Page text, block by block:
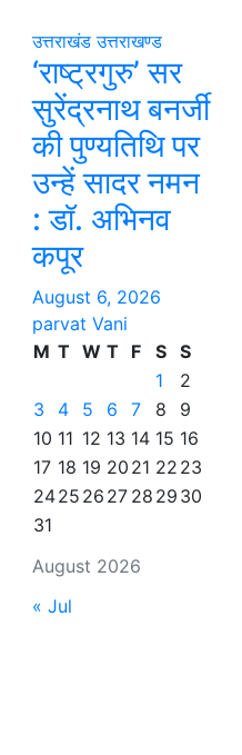
उत्तराखंड उत्तराखण्ड
‘राष्ट्रगुरु’ सर
सुरेंद्रनाथ बनर्जी
की पुण्यतिथि पर
उन्हें सादर नमन
: डॉ. अभिनव
कपूर
August 6, 2026
parvat Vani
August 2026
M T W T F S S
1
2
3
4 5 6 7 8
9
10 11 12 13 14 15 16
17 18 19 20 21 22 23
2425 26 27 28 29 30
31
« Jul